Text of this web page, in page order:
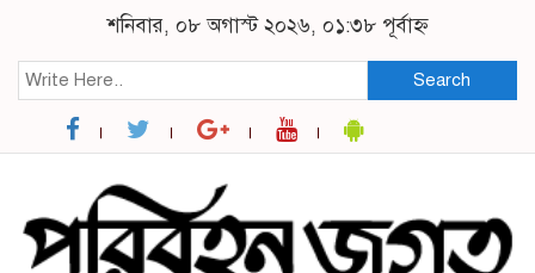
শনিবার, ০৮ অগাস্ট ২০২৬, ০১:৩৮ পূর্বাহ্ন
Search